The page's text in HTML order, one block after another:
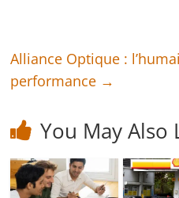
Alliance Optique :
performance →
You May Also